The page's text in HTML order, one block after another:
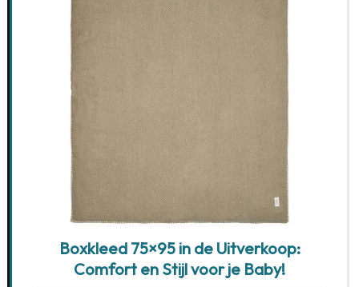
Boxkleed 75×95 in de Uitverkoop:
Comfort en Stijl voor je Baby!